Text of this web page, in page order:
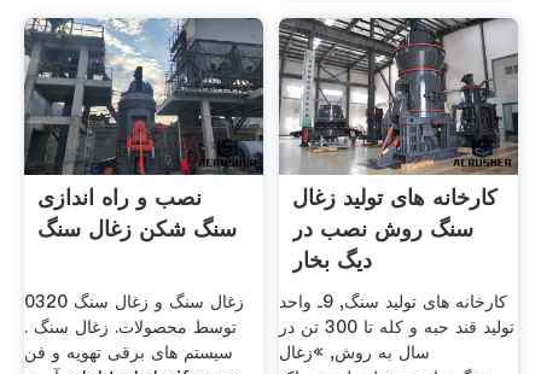
نصب و راه اندازی
سنگ شکن زغال سنگ
0320 زغال سنگ و زغال سنگ
توسط محصولات. زغال سنگ .
سیستم های برقی تهویه و فن
کارخانه های تولید زغال
سنگ روش نصب در
دیگ بخار
کارخانه های تولید سنگ, 9ـ واحد
تولید قند حبه‌ و کله‌ تا 300 تن‌ در
سال‌ به‌ روش, »زغال